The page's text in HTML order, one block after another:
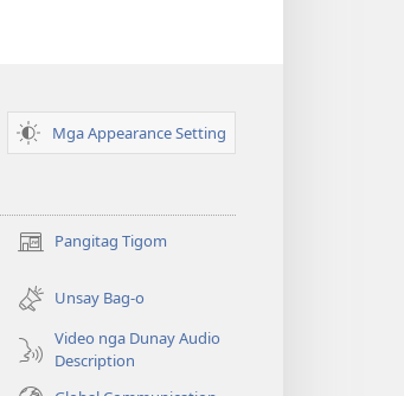
Mga Appearance Setting
Pangitag Tigom
(mo-
ug
bag-
ong
window)
Unsay Bag-o
Video nga Dunay Audio
Description